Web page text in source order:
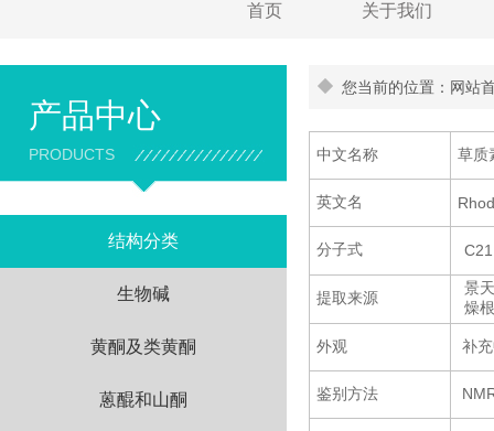
首页 关于我们
产品中心
PRODUCTS
结构分类
生物碱
黄酮及类黄酮
蒽醌和山酮
您当前的位置：网站
中文名称 草质
英文名
分子式
提取来源
景
燥
外观 补
鉴别方法